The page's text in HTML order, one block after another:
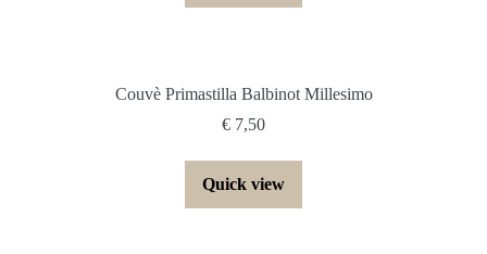
Couvè Primastilla Balbinot Millesimo
€ 7,50
Quick view